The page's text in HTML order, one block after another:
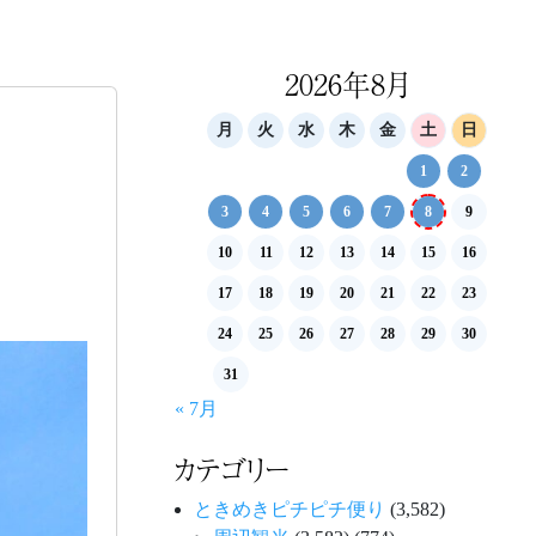
2026年8月
月 火 水 木 金 土 日
1 2
3 4 5 6 7 8 9
10 11 12 13 14 15 16
17 18 19 20 21 22 23
24 25 26 27 28 29 30
31
« 7月
カテゴリー
ときめきピチピチ便り (3,582)